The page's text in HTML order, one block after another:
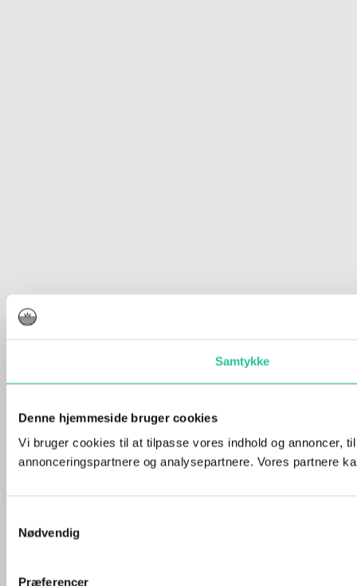
Samtykke
Denne hjemmeside bruger cookies
Vi bruger cookies til at tilpasse vores indhold og annoncer,
annonceringspartnere og analysepartnere. Vores partnere
Nødvendig
Præferencer